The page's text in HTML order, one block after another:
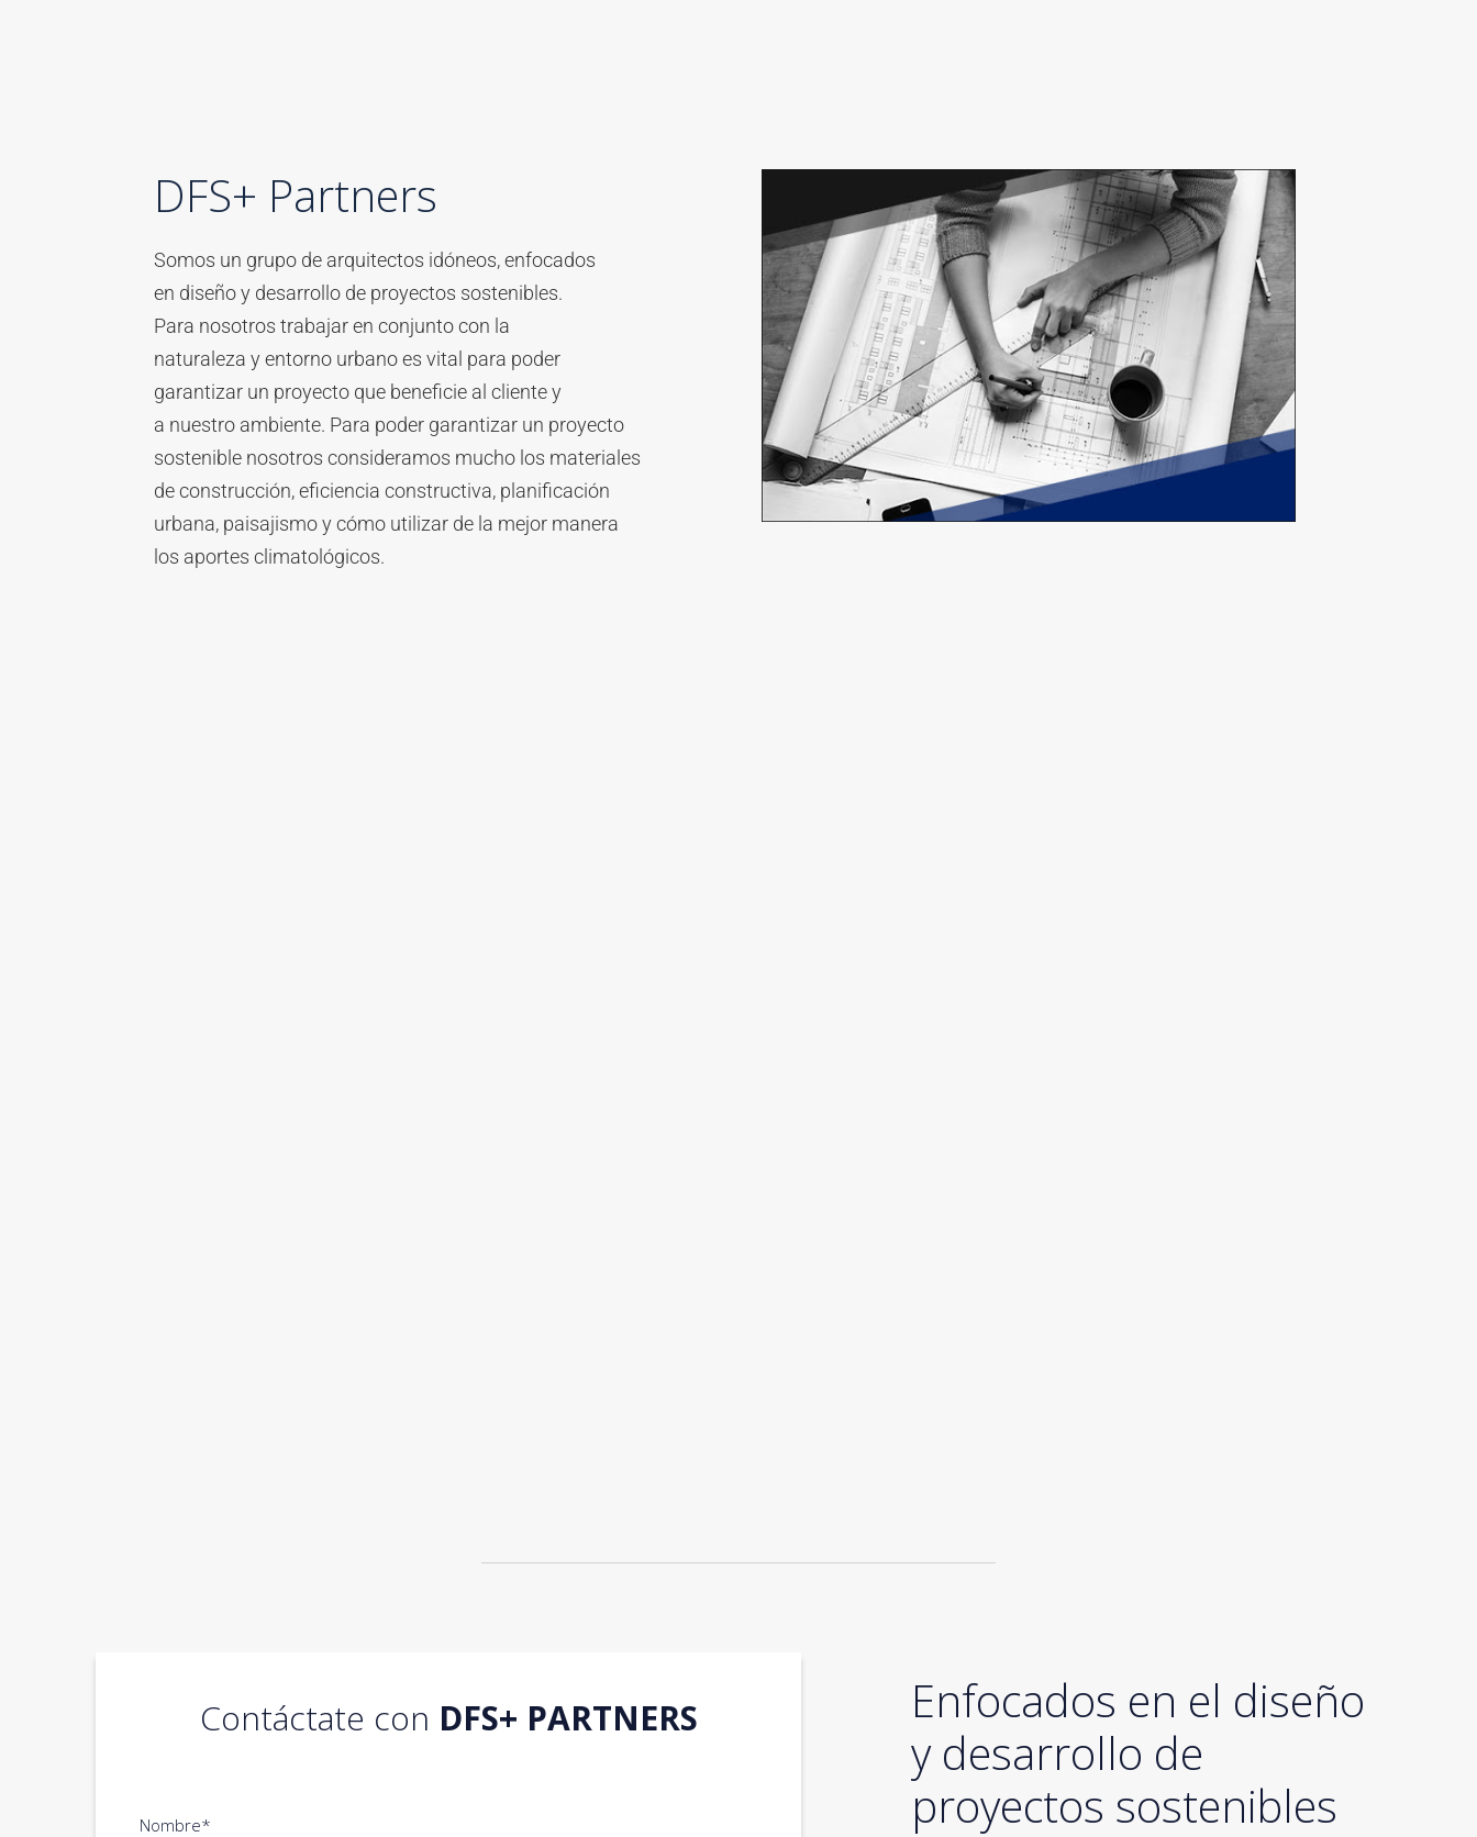
DFS+ Partners
Somos un grupo de arquitectos idóneos, enfocados
en diseño y desarrollo de proyectos sostenibles.
Para nosotros trabajar en conjunto con la
naturaleza y entorno urbano es vital para poder
garantizar un proyecto que beneficie al cliente y
a nuestro ambiente. Para poder garantizar un proyecto
sostenible nosotros consideramos mucho los materiales
de construcción, eficiencia constructiva, planificación
urbana, paisajismo y cómo utilizar de la mejor manera
los aportes climatológicos.
Contáctate con DFS+ PARTNERS
Nombre*
Enfocados en el diseño
y desarrollo de
proyectos sostenibles